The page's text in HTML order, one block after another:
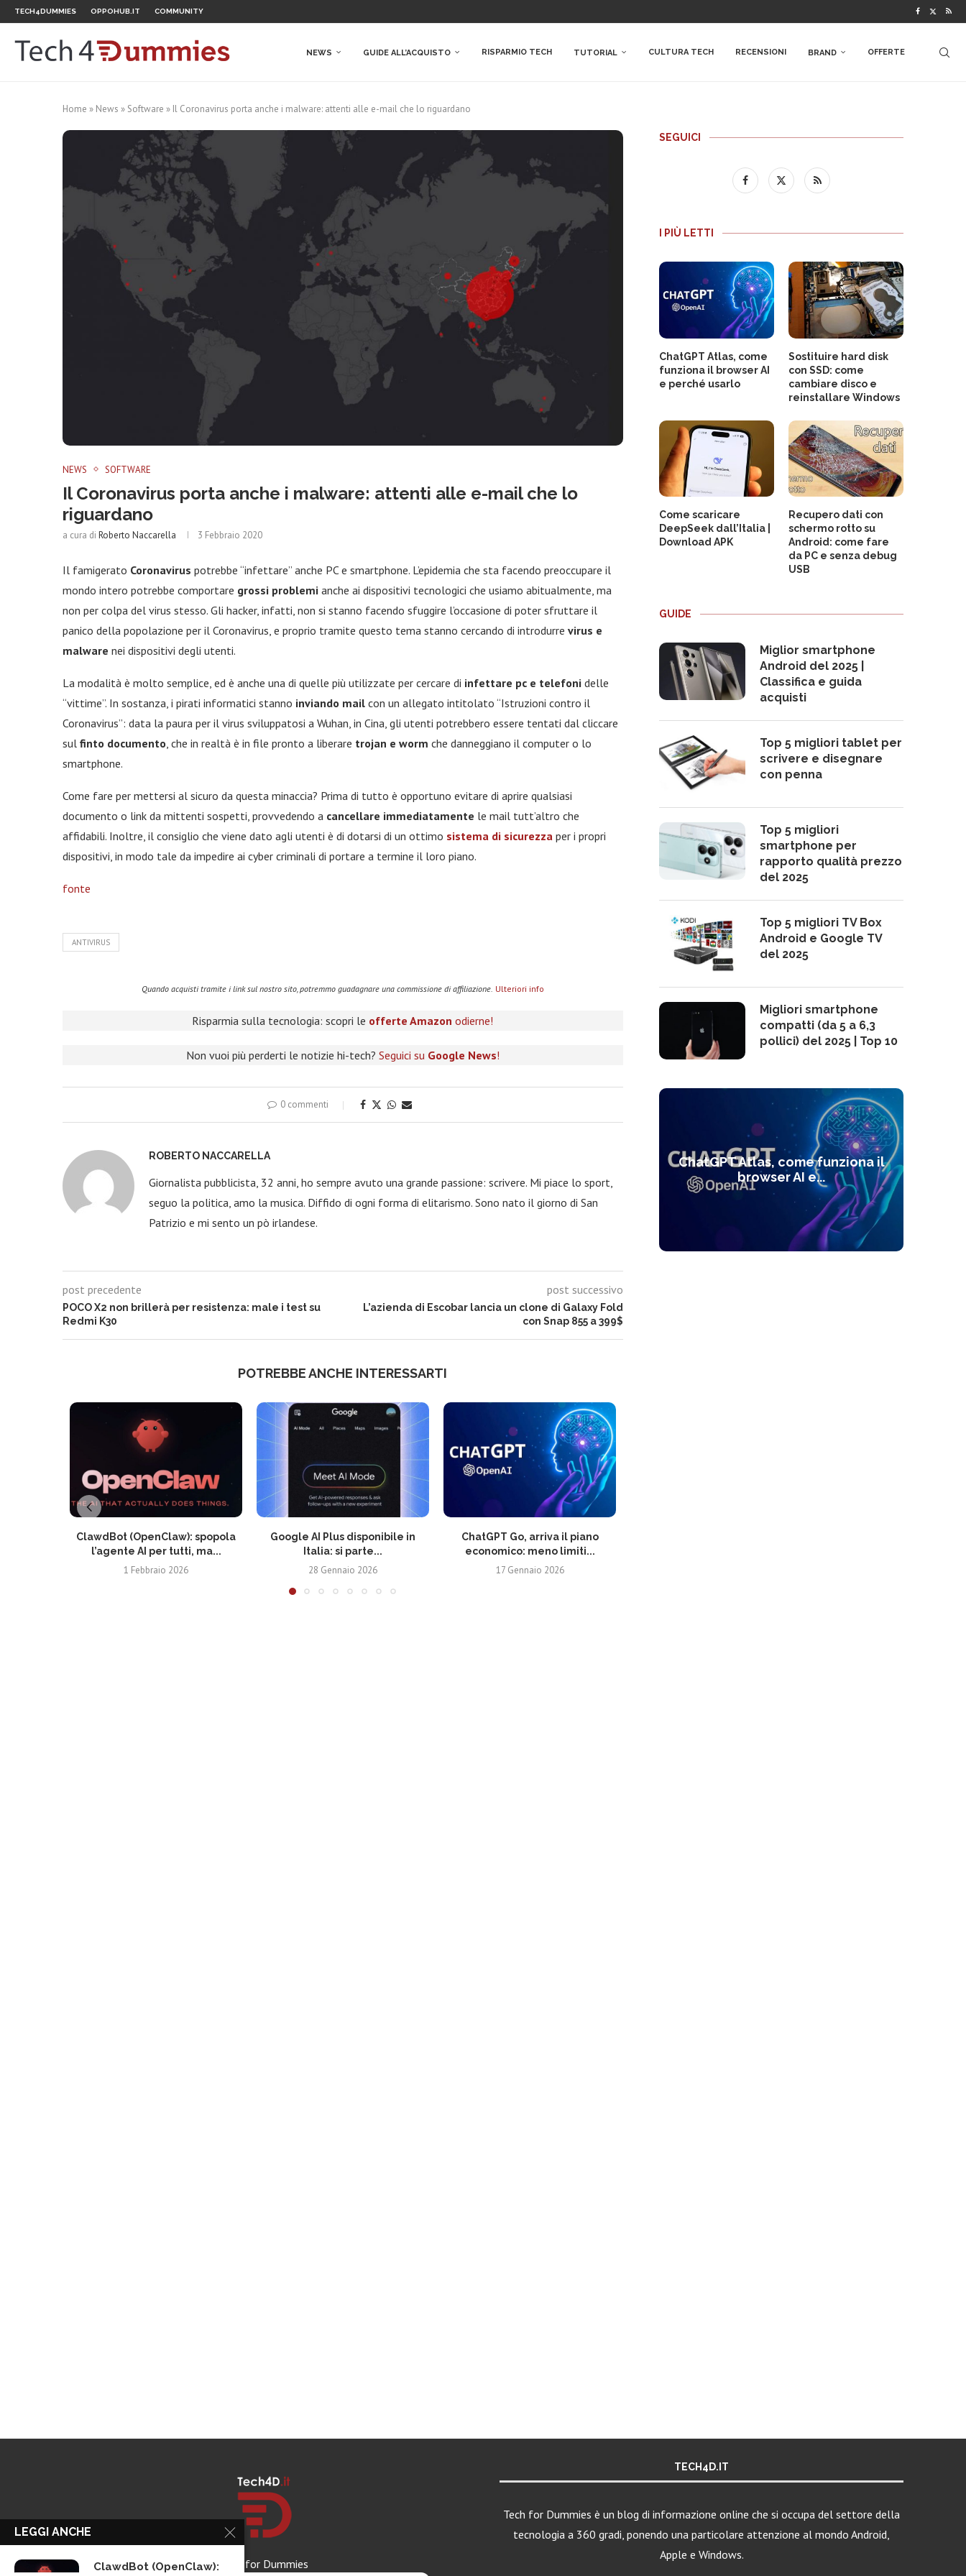
TECH4DUMMIES OPPOHUB.IT COMMUNITY
NEWS GUIDE ALL’ACQUISTO RISPARMIO TECH TUTORIAL CULTURA TECH RECENSIONI BRAND OFFERTE
Home » News » Software » Il Coronavirus porta anche i malware: attenti alle e-mail che lo riguardano
NEWS SOFTWARE
Il Coronavirus porta anche i malware: attenti alle e-mail che lo
riguardano
a cura di Roberto Naccarella 3 Febbraio 2020
Il famigerato Coronavirus potrebbe “infettare” anche PC e smartphone. L’epidemia che sta facendo preoccupare il
mondo intero potrebbe comportare grossi problemi anche ai dispositivi tecnologici che usiamo abitualmente, ma
non per colpa del virus stesso. Gli hacker, infatti, non si stanno facendo sfuggire l’occasione di poter sfruttare il
panico della popolazione per il Coronavirus, e proprio tramite questo tema stanno cercando di introdurre virus e
malware nei dispositivi degli utenti.
La modalità è molto semplice, ed è anche una di quelle più utilizzate per cercare di infettare pc e telefoni delle
“vittime”. In sostanza, i pirati informatici stanno inviando mail con un allegato intitolato “Istruzioni contro il
Coronavirus”: data la paura per il virus sviluppatosi a Wuhan, in Cina, gli utenti potrebbero essere tentati dal cliccare
sul finto documento , che in realtà è in file pronto a liberare trojan e worm che danneggiano il computer o lo
smartphone.
Come fare per mettersi al sicuro da questa minaccia? Prima di tutto è opportuno evitare di aprire qualsiasi
documento o link da mittenti sospetti, provvedendo a cancellare immediatamente le mail tutt’altro che
affidabili. Inoltre, il consiglio che viene dato agli utenti è di dotarsi di un ottimo sistema di sicurezza per i propri
dispositivi, in modo tale da impedire ai cyber criminali di portare a termine il loro piano.
fonte
ANTIVIRUS
Quando acquisti tramite i link sul nostro sito, potremmo guadagnare una commissione di affiliazione. Ulteriori info
Risparmia sulla tecnologia: scopri le offerte Amazon odierne!
Non vuoi più perderti le notizie hi-tech? Seguici su Google News!
0 commenti
ROBERTO NACCARELLA
Giornalista pubblicista, 32 anni, ho sempre avuto una grande passione: scrivere. Mi piace lo sport,
seguo la politica, amo la musica. Diffido di ogni forma di elitarismo. Sono nato il giorno di San
Patrizio e mi sento un pò irlandese.
post precedente
POCO X2 non brillerà per resistenza: male i test su
Redmi K30
post successivo
L’azienda di Escobar lancia un clone di Galaxy Fold
con Snap 855 a 399$
POTREBBE ANCHE INTERESSARTI
ClawdBot (OpenClaw): spopola
l’agente AI per tutti, ma...
1 Febbraio 2026
Google AI Plus disponibile in
Italia: si parte...
28 Gennaio 2026
ChatGPT Go, arriva il piano
economico: meno limiti...
17 Gennaio 2026
SEGUICI
I PIÙ LETTI
ChatGPT Atlas, come
funziona il browser AI
e perché usarlo
Sostituire hard disk
con SSD: come
cambiare disco e
reinstallare Windows
Come scaricare
DeepSeek dall’Italia |
Download APK
Recupero dati con
schermo rotto su
Android: come fare
da PC e senza debug
USB
GUIDE
Miglior smartphone
Android del 2025 |
Classifica e guida
acquisti
Top 5 migliori tablet per
scrivere e disegnare
con penna
Top 5 migliori
smartphone per
rapporto qualità prezzo
del 2025
Top 5 migliori TV Box
Android e Google TV
del 2025
Migliori smartphone
compatti (da 5 a 6,3
pollici) del 2025 | Top 10
ChatGPT Atlas, come funziona il
browser AI e...
Tech for Dummies
TECH4D.IT
Tech for Dummies è un blog di informazione online che si occupa del settore della
tecnologia a 360 gradi, ponendo una particolare attenzione al mondo Android,
Apple e Windows.
LEGGI ANCHE
ClawdBot (OpenClaw):